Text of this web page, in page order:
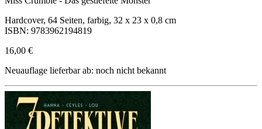
Hardcover, 64 Seiten, farbig, 32 x 23 x 0,8 cm
ISBN: 9783962194819
16,00 €
Neuauflage lieferbar ab: noch nicht bekannt